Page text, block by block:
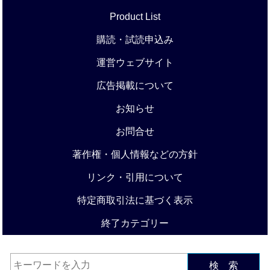
Product List
購読・試読申込み
運営ウェブサイト
広告掲載について
お知らせ
お問合せ
著作権・個人情報などの方針
リンク・引用について
特定商取引法に基づく表示
終了カテゴリー
検 索